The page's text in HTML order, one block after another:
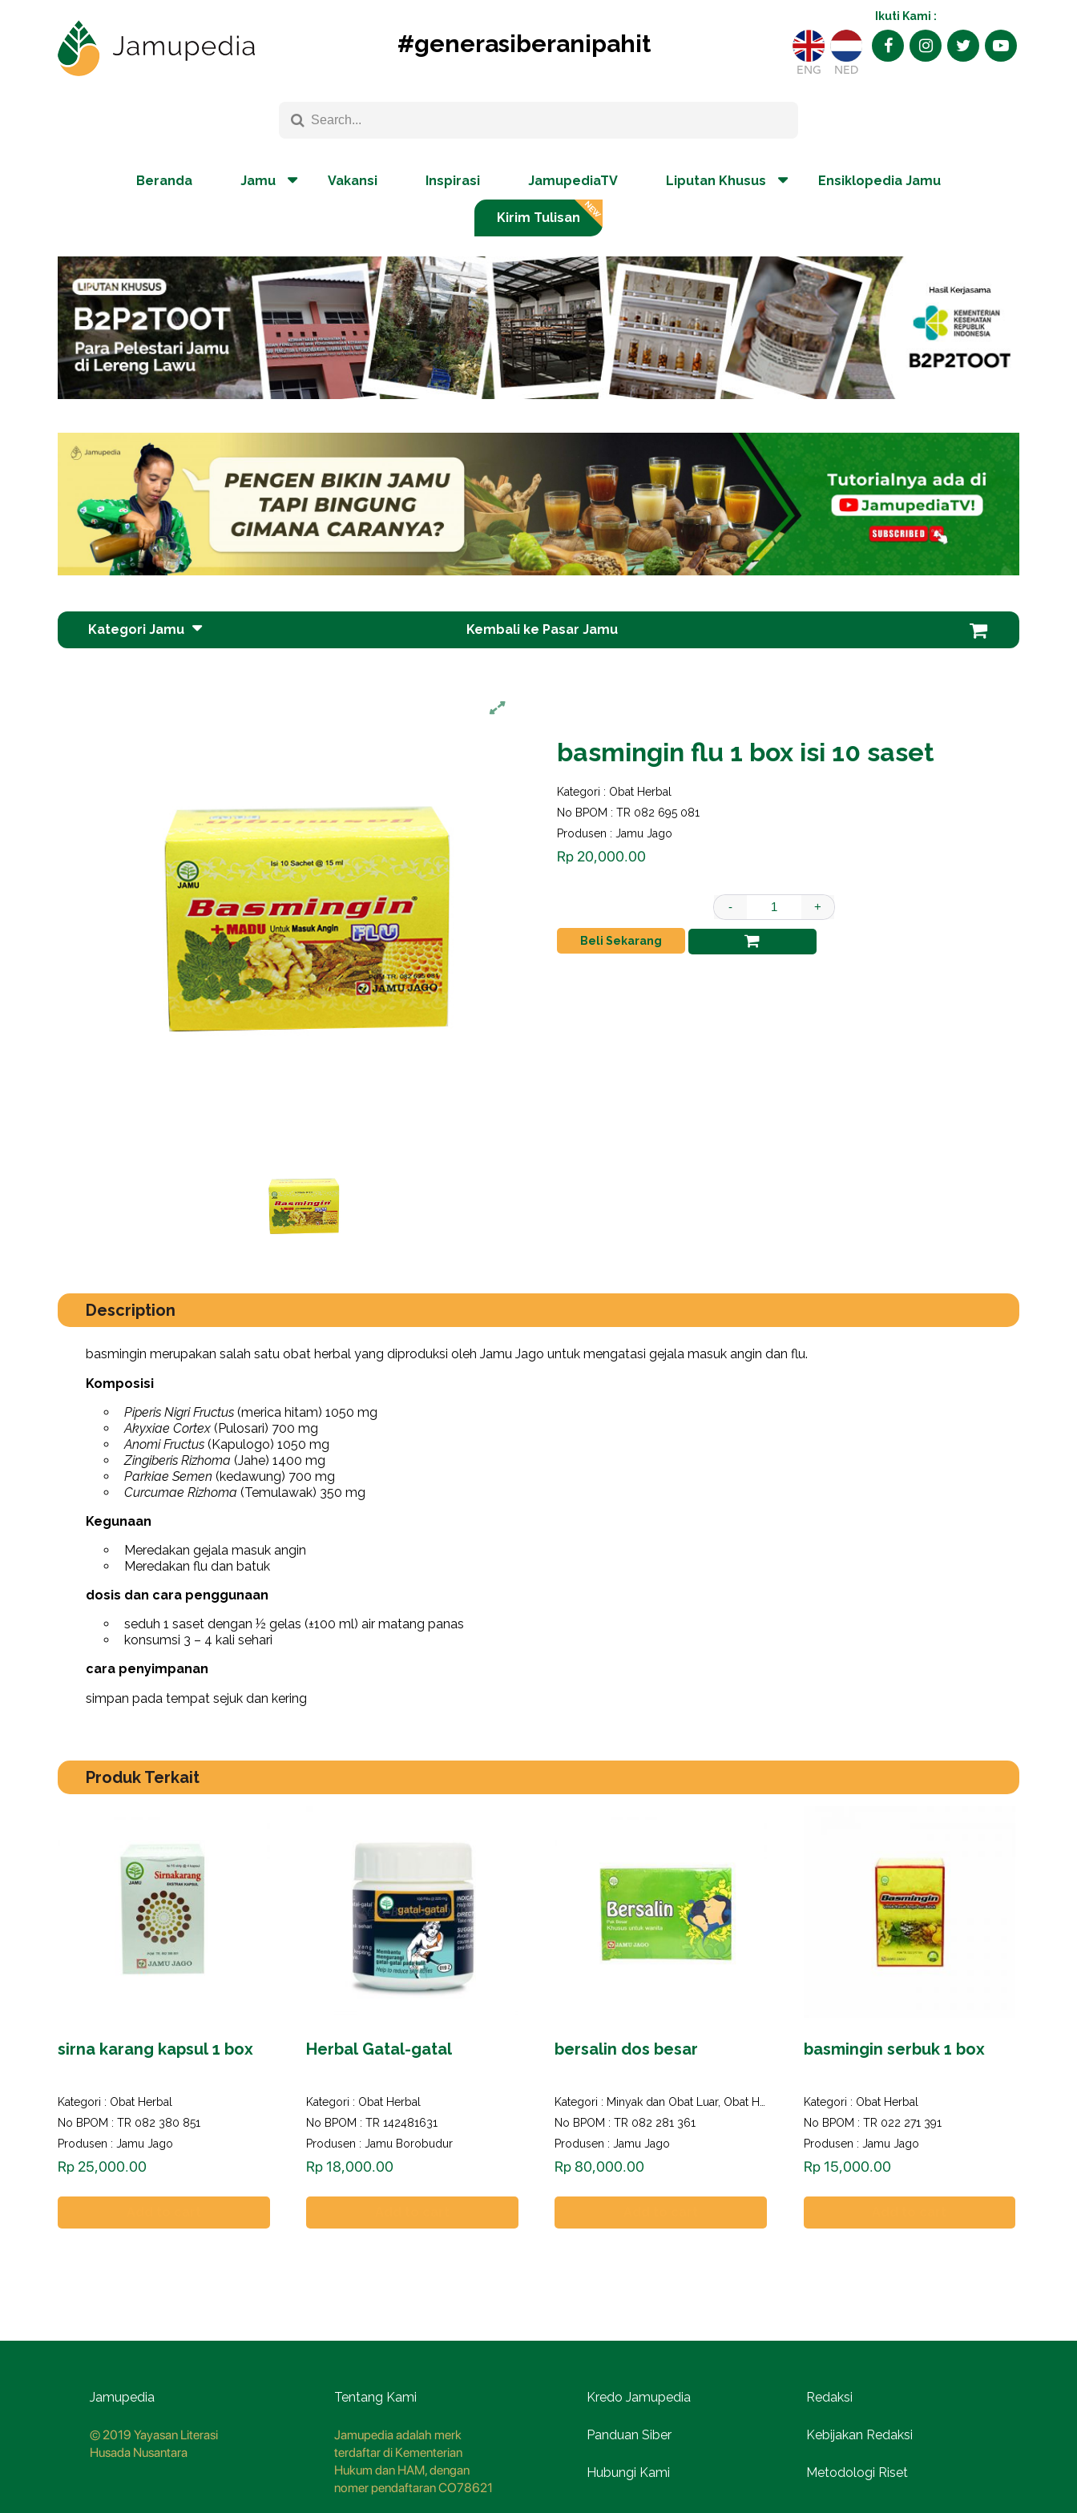
#generasiberanipahit
Ikuti Kami :
ENG NED
Beranda Jamu Vakansi Inspirasi JamupediaTV Liputan Khusus Ensiklopedia Jamu
Kirim Tulisan
Kategori Jamu Kembali ke Pasar Jamu
basmingin flu 1 box isi 10 saset
Kategori : Obat Herbal
No BPOM : TR 082 695 081
Produsen : Jamu Jago
Rp 20,000.00
basmingin flu 1 box isi 10 saset quantity
- +
Beli Sekarang
Description
basmingin merupakan salah satu obat herbal yang diproduksi oleh Jamu Jago untuk mengatasi gejala masuk angin dan flu.
Komposisi
Piperis Nigri Fructus (merica hitam) 1050 mg
Akyxiae Cortex (Pulosari) 700 mg
Anomi Fructus (Kapulogo) 1050 mg
Zingiberis Rizhoma (Jahe) 1400 mg
Parkiae Semen (kedawung) 700 mg
Curcumae Rizhoma (Temulawak) 350 mg
Kegunaan
Meredakan gejala masuk angin
Meredakan flu dan batuk
dosis dan cara penggunaan
seduh 1 saset dengan ½ gelas (±100 ml) air matang panas
konsumsi 3 – 4 kali sehari
cara penyimpanan
simpan pada tempat sejuk dan kering
Produk Terkait
sirna karang kapsul 1 box
Kategori : Obat Herbal
No BPOM : TR 082 380 851
Produsen : Jamu Jago
Rp 25,000.00
Herbal Gatal-gatal
Kategori : Obat Herbal
No BPOM : TR 142481631
Produsen : Jamu Borobudur
Rp18,000.00
bersalin dos besar
Kategori : Minyak dan Obat Luar, Obat Herbal
Perawatan dan Kecantikan
No BPOM : TR 082 281 361
Produsen : Jamu Jago
Rp 80,000.00
basmingin serbuk 1 box
Kategori : Obat Herbal
No BPOM : TR 022 271 391
Produsen : Jamu Jago
Rp 15,000.00
Jamupedia
© 2019 Yayasan Literasi
Husada Nusantara
Tentang Kami
Jamupedia adalah merk
terdaftar di Kementerian
Hukum dan HAM, dengan
nomer pendaftaran CO78621
Kredo Jamupedia Redaksi
Panduan Siber Kebijakan Redaksi
Hubungi Kami Metodologi Riset